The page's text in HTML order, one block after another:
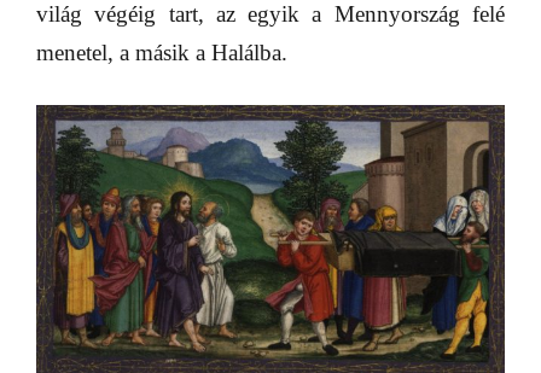
világ végéig tart, az egyik a Mennyország felé
menetel, a másik a Halálba.